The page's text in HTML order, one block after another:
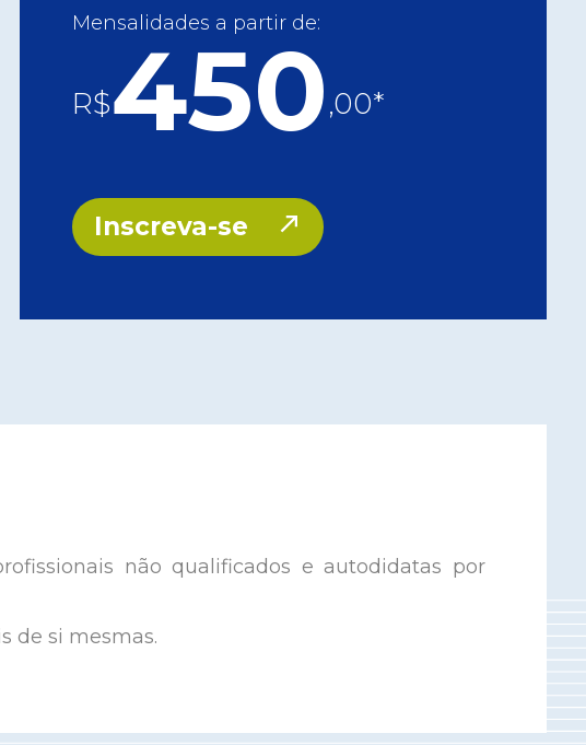
Mensalidades a partir de:
R$450,00*
Inscreva-se
não qualificados e autodidatas por
de si mesmas.